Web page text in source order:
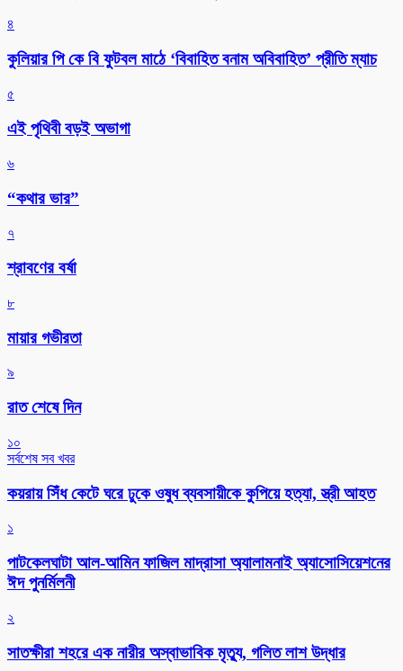
৪
কুলিয়ার পি কে বি ফুটবল মাঠে ‘বিবাহিত বনাম অবিবাহিত’ প্রীতি ম্যাচ
৫
এই পৃথিবী বড়ই অভাগা
৬
“কথার ভার”
৭
শ্রাবণের বর্ষা
৮
মায়ার গভীরতা
৯
রাত শেষে দিন
১০
সর্বশেষ সব খবর
কয়রায় সিঁধ কেটে ঘরে ঢুকে ওষুধ ব্যবসায়ীকে কুপিয়ে হত্যা, স্ত্রী আহত
১
পাটকেলঘাটা আল-আমিন ফাজিল মাদ্রাসা অ্যালামনাই অ্যাসোসিয়েশনের
ঈদ পুনর্মিলনী
২
সাতক্ষীরা শহরে এক নারীর অস্বাভাবিক মৃত্যু, গলিত লাশ উদ্ধার